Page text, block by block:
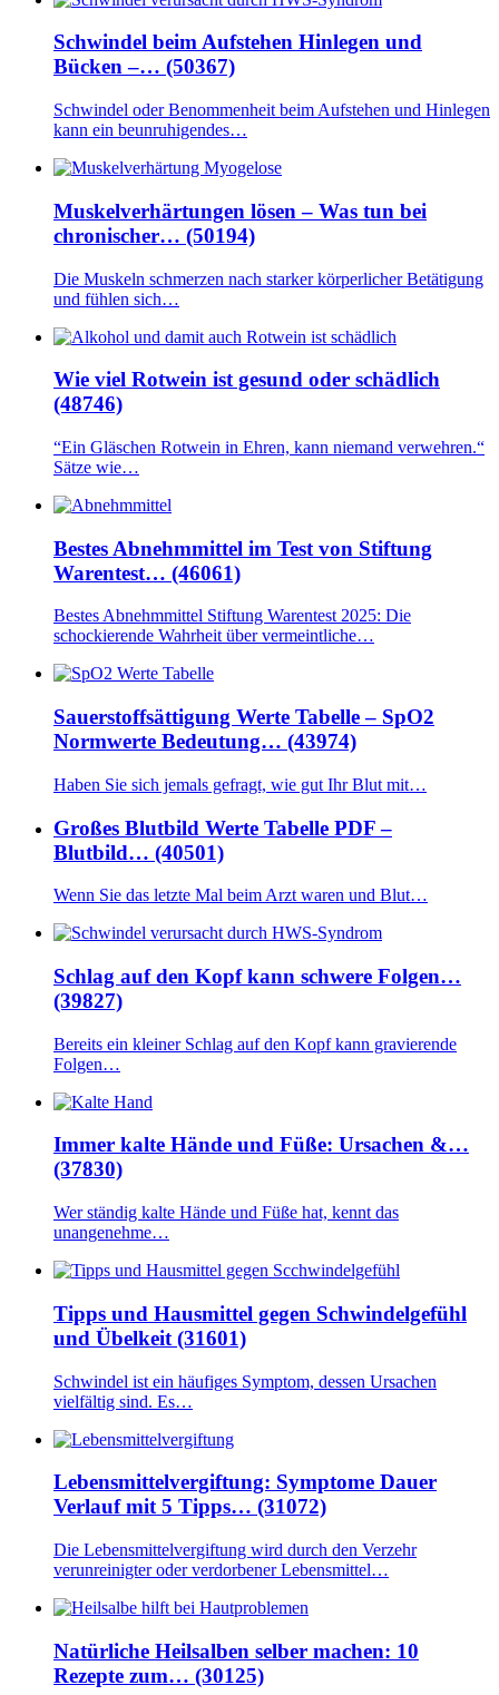
Schwindel beim Aufstehen Hinlegen und
Bücken –… (50367)
Schwindel oder Benommenheit beim Aufstehen und Hinlegen
kann ein beunruhigendes…
Muskelverhärtungen lösen – Was tun bei
chronischer… (50194)
Die Muskeln schmerzen nach starker körperlicher Betätigung
und fühlen sich…
Wie viel Rotwein ist gesund oder schädlich
(48746)
“Ein Gläschen Rotwein in Ehren, kann niemand verwehren.“
Sätze wie…
Bestes Abnehmmittel im Test von Stiftung
Warentest… (46061)
Bestes Abnehmmittel Stiftung Warentest 2025: Die
schockierende Wahrheit über vermeintliche…
Sauerstoffsättigung Werte Tabelle – SpO2
Normwerte Bedeutung… (43974)
Haben Sie sich jemals gefragt, wie gut Ihr Blut mit…
Großes Blutbild Werte Tabelle PDF –
Blutbild… (40501)
Wenn Sie das letzte Mal beim Arzt waren und Blut…
Schlag auf den Kopf kann schwere Folgen…
(39827)
Bereits ein kleiner Schlag auf den Kopf kann gravierende
Folgen…
Immer kalte Hände und Füße: Ursachen &…
(37830)
Wer ständig kalte Hände und Füße hat, kennt das
unangenehme…
Tipps und Hausmittel gegen Schwindelgefühl
und Übelkeit (31601)
Schwindel ist ein häufiges Symptom, dessen Ursachen
vielfältig sind. Es…
Lebensmittelvergiftung: Symptome Dauer
Verlauf mit 5 Tipps… (31072)
Die Lebensmittelvergiftung wird durch den Verzehr
verunreinigter oder verdorbener Lebensmittel…
Natürliche Heilsalben selber machen: 10
Rezepte zum… (30125)